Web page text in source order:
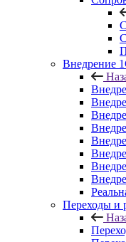
Внедрение
Переходы и